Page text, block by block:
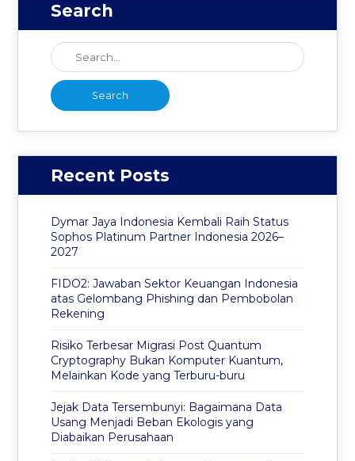
Search
Recent Posts
Dymar Jaya Indonesia Kembali Raih Status
Sophos Platinum Partner Indonesia 2026–
2027
FIDO2: Jawaban Sektor Keuangan Indonesia
atas Gelombang Phishing dan Pembobolan
Rekening
Risiko Terbesar Migrasi Post Quantum
Cryptography Bukan Komputer Kuantum,
Melainkan Kode yang Terburu-buru
Jejak Data Tersembunyi: Bagaimana Data
Usang Menjadi Beban Ekologis yang
Diabaikan Perusahaan